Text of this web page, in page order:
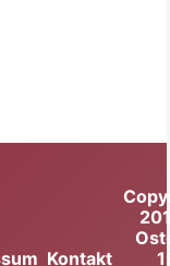
Kontakt